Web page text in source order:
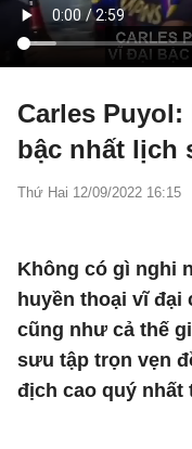
Carles
bậc nhất lịch
Thứ Hai 12/09/2022 16:15
Không có gì nghi
huyền thoại vĩ đại
cũng như cả thế
sưu tập trọn vẹn
địch cao quý nhất